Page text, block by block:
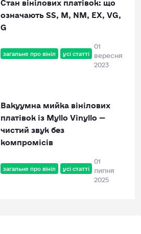
загальне про вініл усі статті
01
вересня
2023
означають SS, M, NM, EX, VG,
G
загальне про вініл усі статті
01
липня
2025
Вакуумна мийка вінілових
платівок із Myllo Vinyllo —
чистий звук без
компромісів